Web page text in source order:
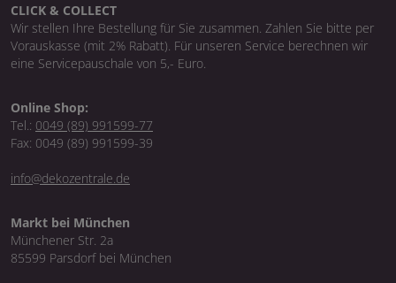
CLICK & COLLECT
Wir stellen Ihre Bestellung für Sie zusammen. Zahlen Sie bitte per
Vorauskasse (mit 2% Rabatt). Für unseren Service berechnen wir
eine Servicepauschale von 5,- Euro.
Online Shop:
Tel.: 0049 (89) 991599-77
Fax: 0049 (89) 991599-39
info@dekozentrale.de
Markt bei München
Münchener Str. 2a
85599 Parsdorf bei München